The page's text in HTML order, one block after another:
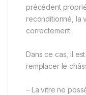
précédent
reconditionné, la
correctement.
Dans ce cas, il
remplacer le
– La vitre ne